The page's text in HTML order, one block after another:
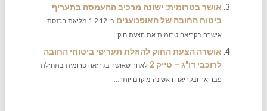
אושר בטרומית: ישונה מרכיב ההעמסה בתעריף
ביטוח החובה של האופנוענים
ב- 1.2.12 מליאת הכנסת
אישרה בקריאה טרומית את הצעת חוק...
אושרה הצעת החוק להוזלת תעריפי ביטוחי החובה
לרוכבי דו"ג – טייק 2
לאחר שאושר בקריאה טרומית בתחילת
פברואר ובקריאה ראשונה מוקדם יותר...